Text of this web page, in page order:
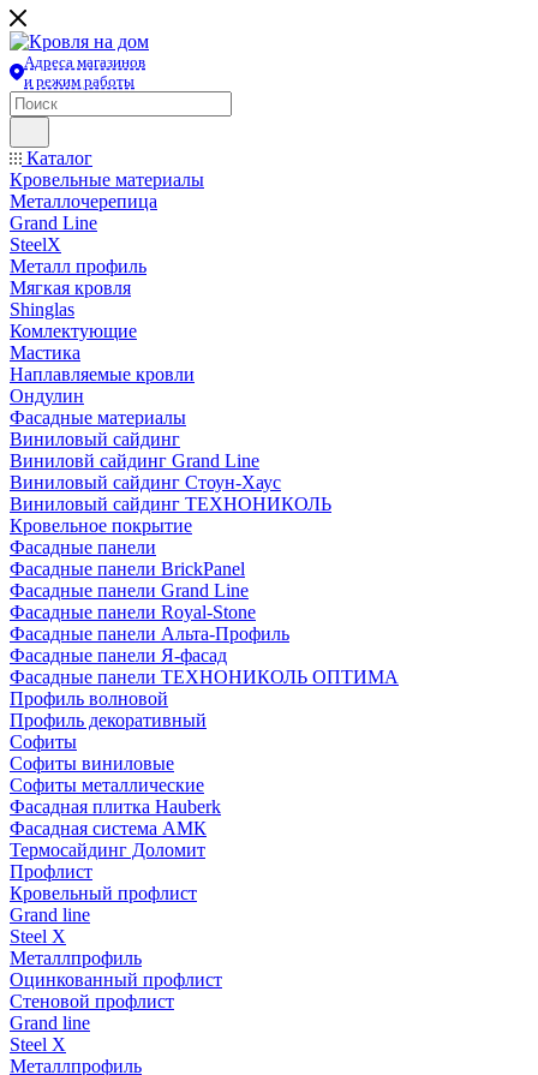
Адреса магазинов
и режим работы
Каталог
Кровельные материалы
Металлочерепица
Grand Line
SteelX
Металл профиль
Мягкая кровля
Shinglas
Комлектующие
Мастика
Наплавляемые кровли
Ондулин
Фасадные материалы
Виниловый сайдинг
Виниловй сайдинг Grand Line
Виниловый сайдинг Стоун-Хаус
Виниловый сайдинг ТЕХНОНИКОЛЬ
Кровельное покрытие
Фасадные панели
Фасадные панели BrickPanel
Фасадные панели Grand Line
Фасадные панели Royal-Stone
Фасадные панели Альта-Профиль
Фасадные панели Я-фасад
Фасадные панели ТЕХНОНИКОЛЬ ОПТИМА
Профиль волновой
Профиль декоративный
Софиты
Софиты виниловые
Софиты металлические
Фасадная плитка Hauberk
Фасадная система АМК
Термосайдинг Доломит
Профлист
Кровельный профлист
Grand line
Steel X
Металлпрофиль
Оцинкованный профлист
Стеновой профлист
Grand line
Steel X
Металлпрофиль